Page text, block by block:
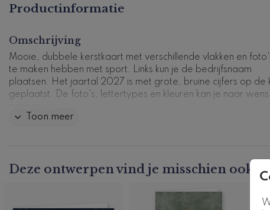
Productinformatie
Omschrijving
Mooie, dubbele kerstkaart met verschillende vlakken en
te maken hebben met sport. Links kun je de bedrijfsnaam
plaatsen. Het jaartal 2027 is met grote, bruine cijfers op de
geplaatst. De foto's, lettertypes en kleuren kan je naar wens
Toon meer
Deze ontwerpen vind je misschien ook